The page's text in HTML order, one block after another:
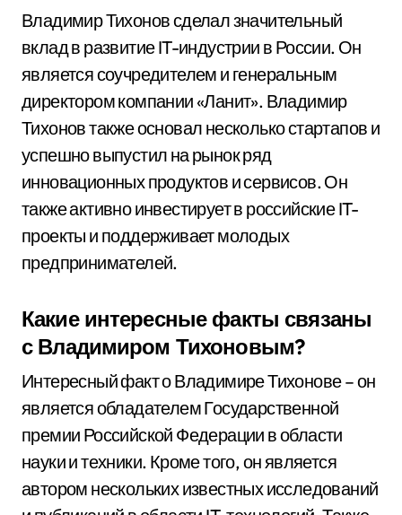
Владимир Тихонов сделал значительный
вклад в развитие IT-индустрии в России. Он
является соучредителем и генеральным
директором компании «Ланит». Владимир
Тихонов также основал несколько стартапов и
успешно выпустил на рынок ряд
инновационных продуктов и сервисов. Он
также активно инвестирует в российские IT-
проекты и поддерживает молодых
предпринимателей.
Какие интересные факты связаны
с Владимиром Тихоновым?
Интересный факт о Владимире Тихонове – он
является обладателем Государственной
премии Российской Федерации в области
науки и техники. Кроме того, он является
автором нескольких известных исследований